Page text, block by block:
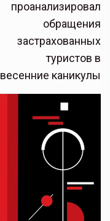
проанализировал
обращения
застрахованных
туристов в
весенние каникулы